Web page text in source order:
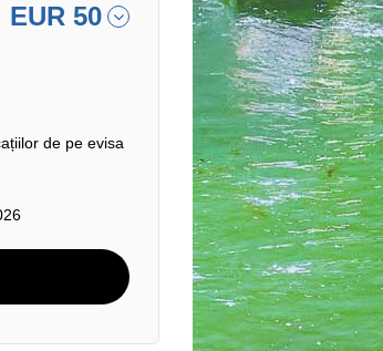
EUR 50
de pe evisa